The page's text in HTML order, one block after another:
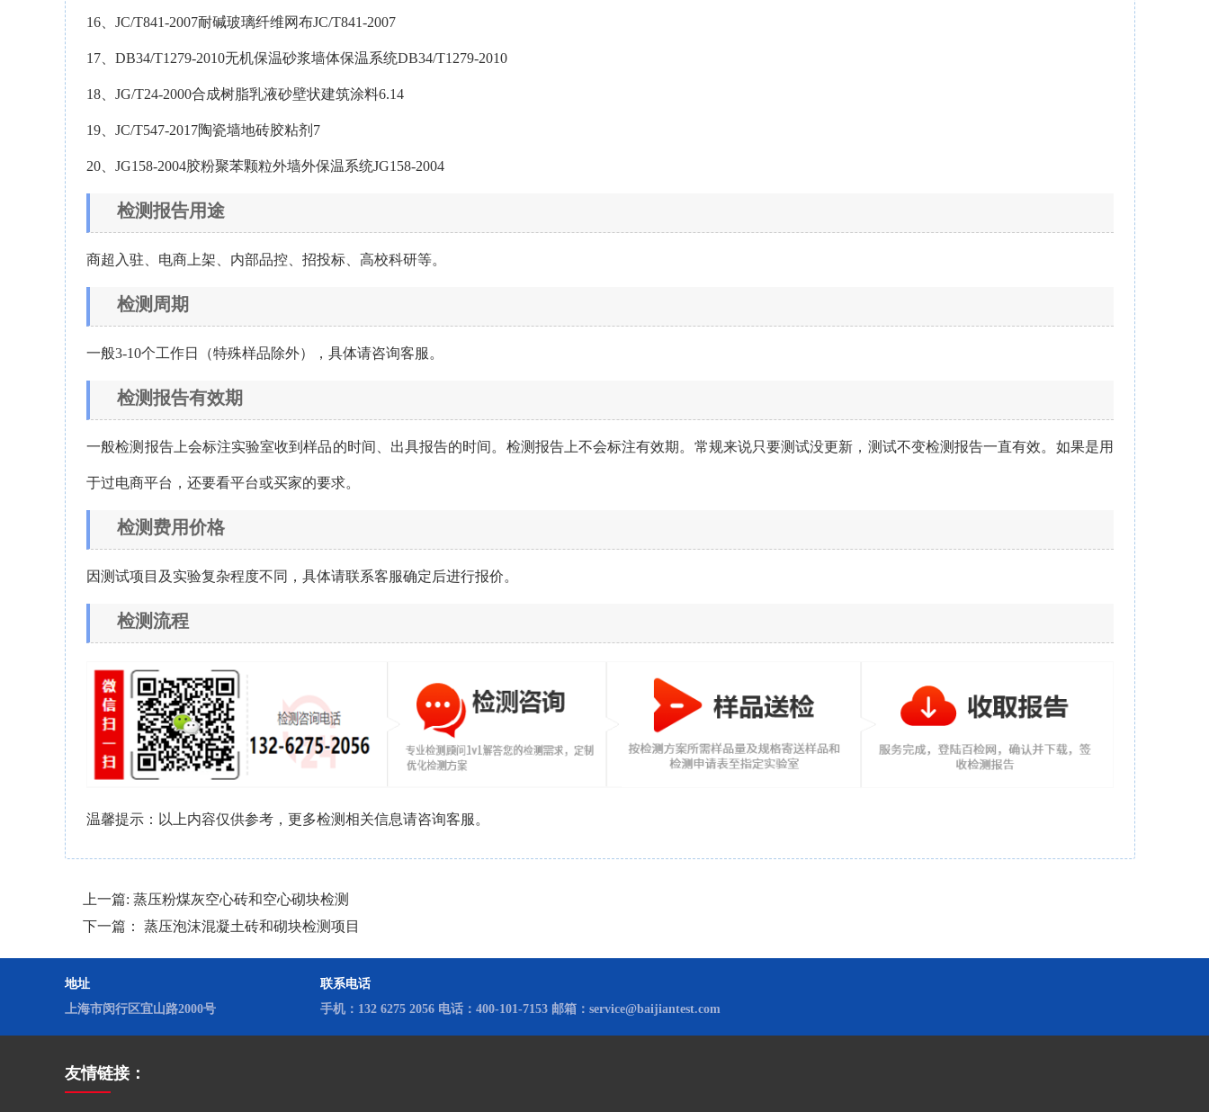
16、JC/T841-2007耐碱玻璃纤维网布JC/T841-2007
17、DB34/T1279-2010无机保温砂浆墙体保温系统DB34/T1279-2010
18、JG/T24-2000合成树脂乳液砂壁状建筑涂料6.14
19、JC/T547-2017陶瓷墙地砖胶粘剂7
20、JG158-2004胶粉聚苯颗粒外墙外保温系统JG158-2004
检测报告用途
商超入驻、电商上架、内部品控、招投标、高校科研等。
检测周期
一般3-10个工作日（特殊样品除外），具体请咨询客服。
检测报告有效期
一般检测报告上会标注实验室收到样品的时间、出具报告的时间。检测报告上不会标注有效期。常规来说只要测试没更新，测试不变检测报告一直有效。如果是用
于过电商平台，还要看平台或买家的要求。
检测费用价格
因测试项目及实验复杂程度不同，具体请联系客服确定后进行报价。
检测流程
温馨提示：以上内容仅供参考，更多检测相关信息请咨询客服。
上一篇: 蒸压粉煤灰空心砖和空心砌块检测
下一篇： 蒸压泡沫混凝土砖和砌块检测项目
地址
上海市闵行区宜山路2000号
联系电话
手机：132 6275 2056 电话：400-101-7153 邮箱：service@baijiantest.com
友情链接：